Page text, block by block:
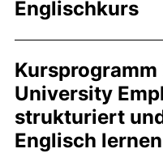
Englischkurs
Kursprogramm
University
strukturiert
Englisch lernen